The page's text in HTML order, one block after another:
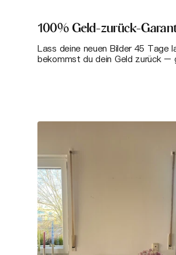
100% Geld-zurück-
Lass deine neuen Bilder 45 Tage
bekommst du dein Geld zurück –